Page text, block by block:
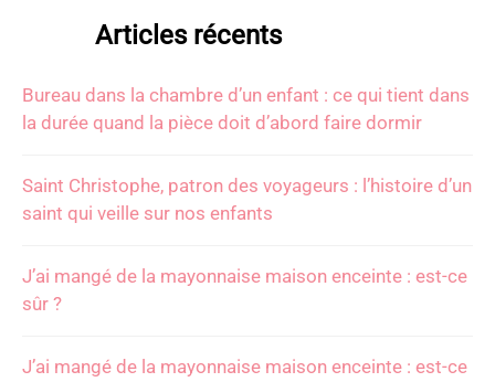
Articles récents
Bureau dans la chambre d’un enfant : ce qui tient dans
la durée quand la pièce doit d’abord faire dormir
Saint Christophe, patron des voyageurs : l’histoire d’un
saint qui veille sur nos enfants
J’ai mangé de la mayonnaise maison enceinte : est-ce
sûr ?
J’ai mangé de la mayonnaise maison enceinte : est-ce